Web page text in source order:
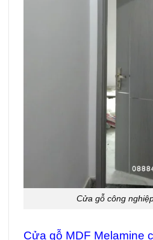
Cửa gỗ công
Cửa gỗ MDF Melamine